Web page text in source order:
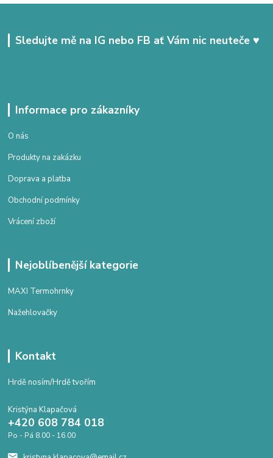
Sledujte mě na IG nebo FB ať Vám nic neuteče ♥
Informace pro zákazníky
O nás
Produkty na zakázku
Doprava a platba
Obchodní podmínky
Vrácení zboží
Nejoblíbenější kategorie
MAXI Termohrnky
Nažehlovačky
Kontakt
Hrdě nosím/Hrdě tvořím
Kristýna Klapačová
+420 608 784 018
Po - Pá 8.00 - 16.00